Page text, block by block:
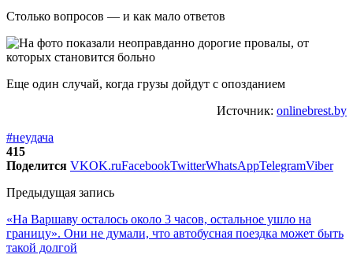
Столько вопросов — и как мало ответов
Еще один случай, когда грузы дойдут с опозданием
Источник: onlinebrest.by
#неудача
415
Поделится VKOK.ruFacebookTwitterWhatsAppTelegramViber
Предыдущая запись
«На Варшаву осталось около 3 часов, остальное ушло на
границу». Они не думали, что автобусная поездка может быть
такой долгой